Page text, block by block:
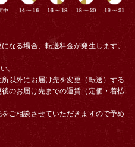
なる場合、 転送料金が発生します。
。
以外にお届け先を変更（転送）する
のお届け先までの運賃（定価・着払
ご相談させていただきますので予め